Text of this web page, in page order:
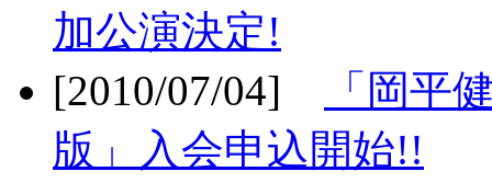
加公演決定!
[2010/07/04]
「岡平
版」入会申込開始!!